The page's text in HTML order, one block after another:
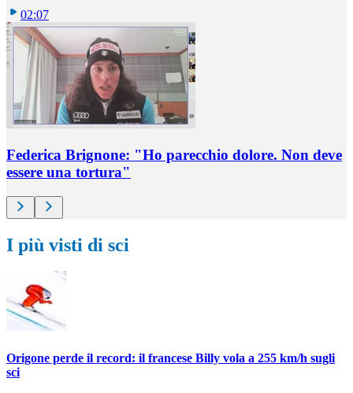
02:07
Federica Brignone: "Ho parecchio dolore. Non deve
essere una tortura"
I più visti di sci
Origone perde il record: il francese Billy vola a 255 km/h sugli
sci